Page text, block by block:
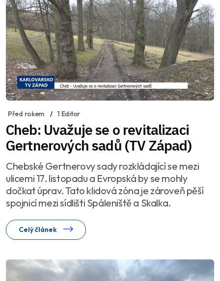
Před rokem 1 Editor
Cheb: Uvažuje se o revitalizaci
Gertnerových sadů (TV Západ)
Chebské Gertnerovy sady rozkládající se mezi
ulicemi 17. listopadu a Evropská by se mohly
dočkat úprav. Tato klidová zóna je zároveň pěší
spojnicí mezi sídlišti Spáleniště a Skalka.
Celý článek